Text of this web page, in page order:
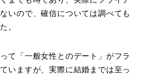
いので、確信については調べても
。
て「一般女性とのデート」がフラ
いますが、実際に結婚までは至っ